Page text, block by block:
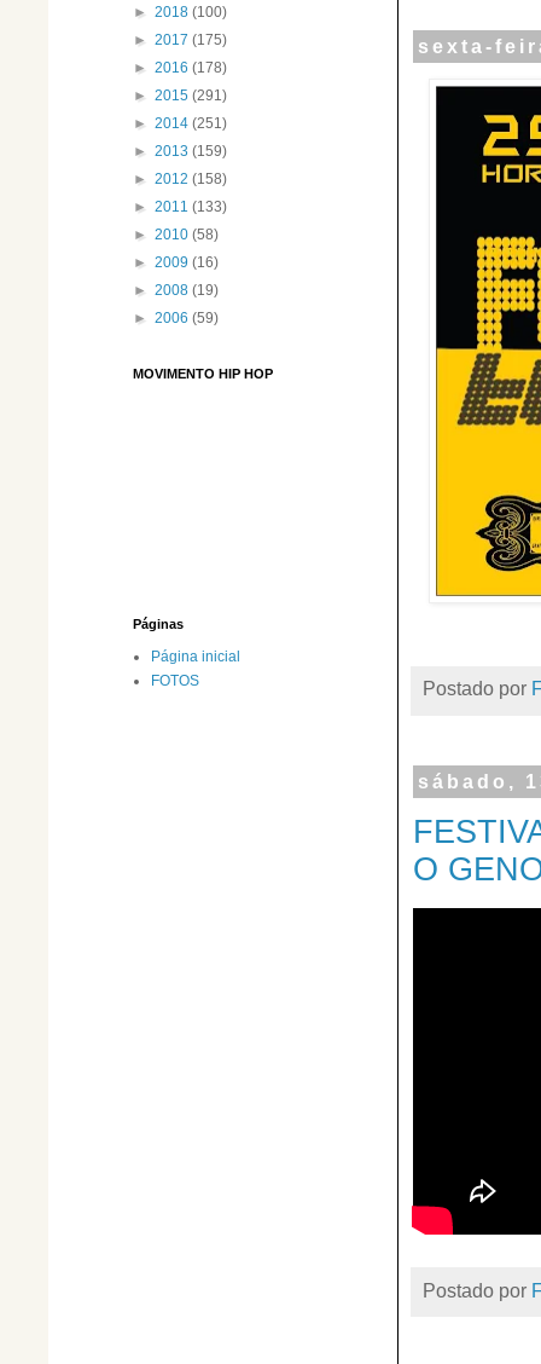
sexta-
Postado por
sábado,
O
Postado por
► 2018 (100)
► 2017 (175)
► 2016 (178)
► 2015 (291)
► 2014 (251)
► 2013 (159)
► 2012 (158)
► 2011 (133)
► 2010 (58)
► 2009 (16)
► 2008 (19)
► 2006 (59)
MOVIMENTO HIP HOP
Páginas
Página inicial
FOTOS